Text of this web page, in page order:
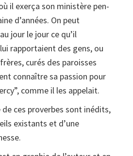
il exerça son ministère pen­
d’années. On peut
jour le jour ce qu’il
rapportaient des gens, ou
curés des paroisses
connaître sa passion pour
comme il les appelait.
ces proverbes sont inédits,
existants et d’une